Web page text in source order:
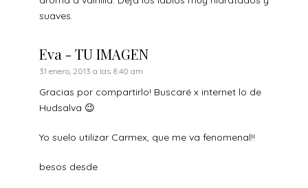
suaves.
Eva - TU IMAGEN
31 enero, 2013 a las 8:40 am
Gracias por compartirlo! Buscaré x internet lo de
Hudsalva 😉
Yo suelo utilizar Carmex, que me va fenomenal!!
besos desde